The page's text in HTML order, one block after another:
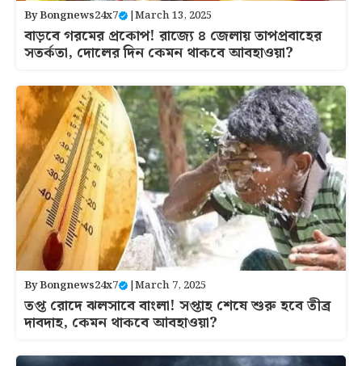
ByBongnews24x7 |March 13, 2025
বাড়বে গরমের প্রকোপ! রাজ্যে ৪ জেলায় তাপপ্রবাহের
সতর্কতা, দোলের দিন কেমন থাকবে আবহাওয়া?
ByBongnews24x7 |March 7, 2025
তপ্ত রোদে ঝলসাবে বাংলা! সপ্তাহ শেষে শুরু হবে তীব্র
দাবদাহ, কেমন থাকবে আবহাওয়া?